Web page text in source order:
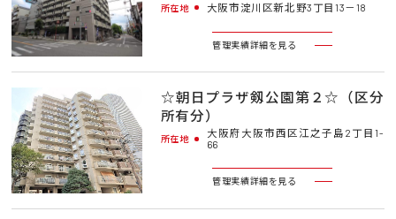
所在地 大阪市淀川区新北野3丁目13－18
管理実績詳細を見る
☆朝日プラザ剱公園第２☆（区分
所有分）
所在地
大阪府大阪市西区江之子島2丁目1-
66
管理実績詳細を見る